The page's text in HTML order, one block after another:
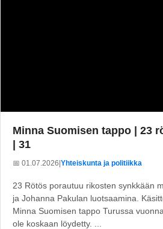
Minna Suomisen tappo | 23
| 31
📅 01.07.2026|Yhteiskunta ja politiikka
23 Rötös porautuu rikosten synkkään
ja Johanna Pakulan luotsaamina.
Minna Suomisen tappo Turussa
ole koskaan löydetty. ...